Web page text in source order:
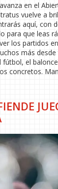
en el
vuelve a
aquí, con
para que leas
los partidos
más
el
concretos.